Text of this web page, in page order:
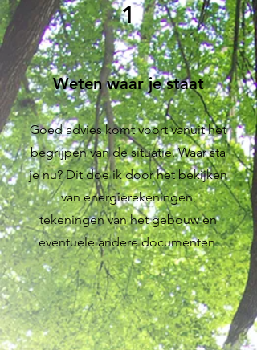
1
Weten waar je staat
Goed advies komt voort vanuit het
begrijpen van de situatie. Waar sta
je nu? Dit doe ik door het bekijken
van energierekeningen,
tekeningen van het gebouw en
eventuele andere documenten.